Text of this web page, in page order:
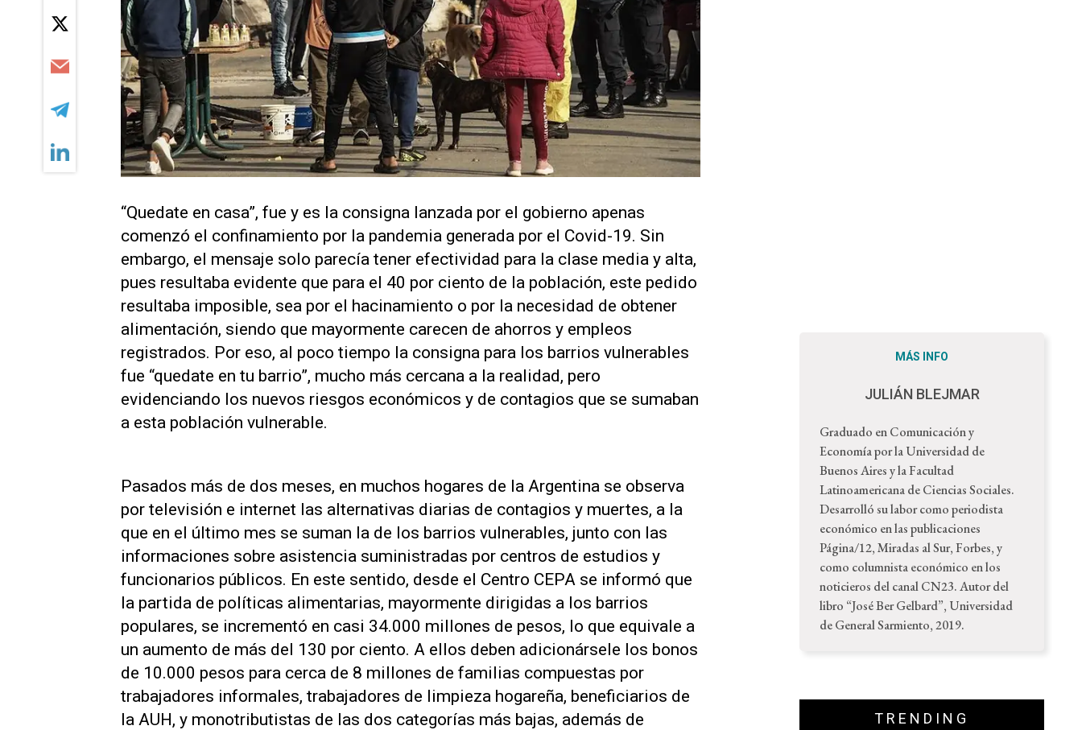
“Quedate en casa”, fue y es la consigna lanzada por el gobierno apenas
comenzó el confinamiento por la pandemia generada por el Covid-19. Sin
embargo, el mensaje solo parecía tener efectividad para la clase media y alta,
pues resultaba evidente que para el 40 por ciento de la población, este pedido
resultaba imposible, sea por el hacinamiento o por la necesidad de obtener
alimentación, siendo que mayormente carecen de ahorros y empleos
registrados. Por eso, al poco tiempo la consigna para los barrios vulnerables
fue “quedate en tu barrio”, mucho más cercana a la realidad, pero
evidenciando los nuevos riesgos económicos y de contagios que se sumaban
a esta población vulnerable.
Pasados más de dos meses, en muchos hogares de la Argentina se observa
por televisión e internet las alternativas diarias de contagios y muertes, a la
que en el último mes se suman la de los barrios vulnerables, junto con las
informaciones sobre asistencia suministradas por centros de estudios y
funcionarios públicos. En este sentido, desde el Centro CEPA se informó que
la partida de políticas alimentarias, mayormente dirigidas a los barrios
populares, se incrementó en casi 34.000 millones de pesos, lo que equivale a
un aumento de más del 130 por ciento. A ellos deben adicionársele los bonos
de 10.000 pesos para cerca de 8 millones de familias compuestas por
trabajadores informales, trabajadores de limpieza hogareña, beneficiarios de
la AUH, y monotributistas de las dos categorías más bajas, además de
MÁS INFO
JULIÁN BLEJMAR
Graduado en Comunicación y
Economía por la Universidad de
Buenos Aires y la Facultad
Latinoamericana de Ciencias Sociales.
Desarrolló su labor como periodista
económico en las publicaciones
Página/12, Miradas al Sur, Forbes, y
como columnista económico en los
noticieros del canal CN23. Autor del
libro “José Ber Gelbard”, Universidad
de General Sarmiento, 2019.
TRENDING